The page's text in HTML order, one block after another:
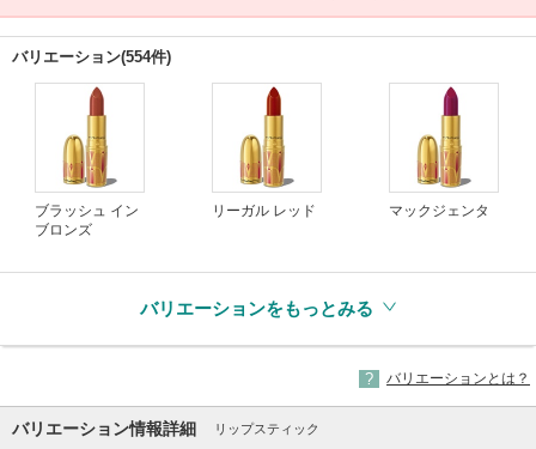
バリエーション(554件)
ブラッシュ イン
ブロンズ
リーガル レッド マックジェンタ
バリエーションをもっとみる
バリエーションとは？
バリエーション情報詳細 リップスティック